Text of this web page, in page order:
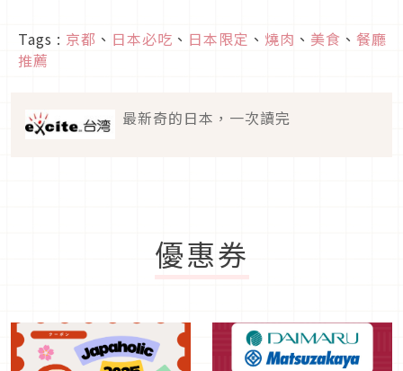
Tags : 京都 、 日本必吃 、 日本限定 、 燒肉 、 美食 、 餐廳
推薦
最新奇的日本，一次讀完
優惠券